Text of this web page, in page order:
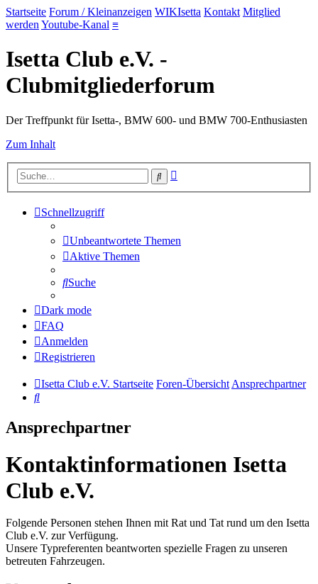
Startseite Forum / Kleinanzeigen WIKIsetta Kontakt Mitglied
werden Youtube-Kanal ≡
Isetta Club e.V. -
Clubmitgliederforum
Der Treffpunkt für Isetta-, BMW 600- und BMW 700-Enthusiasten
Zum Inhalt
Suche
Schnellzugriff
Unbeantwortete Themen
Aktive Themen
Suche
Dark mode
FAQ
Anmelden
Registrieren
Isetta Club e.V. Startseite Foren-ÜbersichtAnsprechpartner
Suche
Ansprechpartner
Kontaktinformationen Isetta
Club e.V.
Folgende Personen stehen Ihnen mit Rat und Tat rund um den Isetta
Club e.V. zur Verfügung.
Unsere Typreferenten beantworten spezielle Fragen zu unseren
betreuten Fahrzeugen.